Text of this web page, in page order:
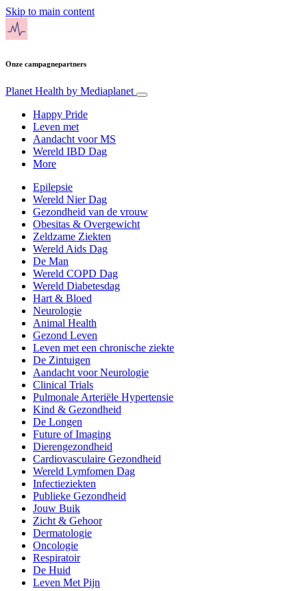
Skip to main content
Onze campagnepartners
Planet Health by Mediaplanet
Happy Pride
Leven met
Aandacht voor MS
Wereld IBD Dag
More
Epilepsie
Wereld Nier Dag
Gezondheid van de vrouw
Obesitas & Overgewicht
Zeldzame Ziekten
Wereld Aids Dag
De Man
Wereld COPD Dag
Wereld Diabetesdag
Hart & Bloed
Neurologie
Animal Health
Gezond Leven
Leven met een chronische ziekte
De Zintuigen
Aandacht voor Neurologie
Clinical Trials
Pulmonale Arteriële Hypertensie
Kind & Gezondheid
De Longen
Future of Imaging
Dierengezondheid
Cardiovasculaire Gezondheid
Wereld Lymfomen Dag
Infectieziekten
Publieke Gezondheid
Jouw Buik
Zicht & Gehoor
Dermatologie
Oncologie
Respiratoir
De Huid
Leven Met Pijn